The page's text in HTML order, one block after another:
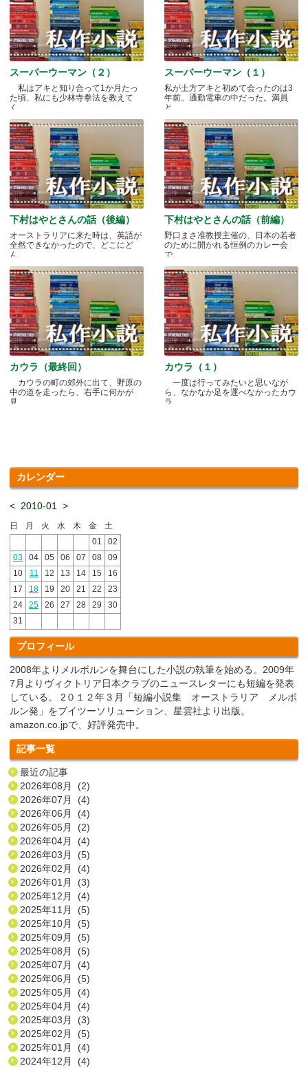
スーパーウーマン（２）
私はアキと知り合って1か月たっ
た頃、私にも少林寺拳法を教えて
く.....
スーパーウーマン（１）
私が土方アキと初めて会ったのは3
年前。通勤電車の中だった。満員
と.....
下村はやとさんの話（後編）
オーストラリアに来た時は、英語が
全然できなかったので、どこにど
ん.....
下村はやとさんの話（前編）
野口まさ准教授主催の、日本の若者
のために開かれる恒例のカレー会
で.....
カウラ（最終回）
カウラの町の郊外に出て、野原の
中の道を走ったら、右手に何かが
見.....
カウラ（１）
一度は行ってみたいと思いなが
ら、なかなか足を運べなかったカウ
ラ.....
カレンダー
< 2010-01 >
日 月 火 水 木 金
土
01
02
03
04 05 06 07 08
09
10
11 12 13 14 15
16
17
18 19 20 21 22
23
24
25 26 27 28 29
30
31
プロフィール
2008年よりメルボルンを舞台にした小説の執筆を始める。2009年
7月よりヴィクトリア日本クラブのニュースレターにも短編を発表
している。 2０１２年３月「短編小説集 オーストラリア メルボ
ルン発」をブイツーソリューション、星雲社より出版。
amazon.co.jpで、好評発売中。
記事一覧
最近の記事
2026年08月 (2)
2026年07月 (4)
2026年06月 (4)
2026年05月 (2)
2026年04月 (4)
2026年03月 (5)
2026年02月 (4)
2026年01月 (3)
2025年12月 (4)
2025年11月 (5)
2025年10月 (5)
2025年09月 (5)
2025年08月 (5)
2025年07月 (4)
2025年06月 (5)
2025年05月 (4)
2025年04月 (4)
2025年03月 (3)
2025年02月 (5)
2025年01月 (4)
2024年12月 (4)